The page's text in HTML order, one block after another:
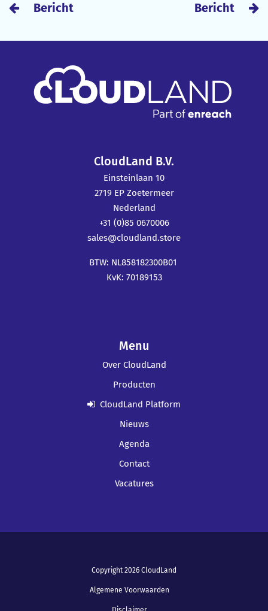
Bericht Bericht
CloudLand B.V.
Einsteinlaan 10
2719 EP Zoetermeer
Nederland
+31 (0)85 0670006
sales@cloudland.store
BTW: NL858182300B01
KvK: 70189153
Menu
Over CloudLand
Producten
CloudLand Platform
Nieuws
Agenda
Contact
Vacatures
Copyright 2026 CloudLand
Algemene Voorwaarden